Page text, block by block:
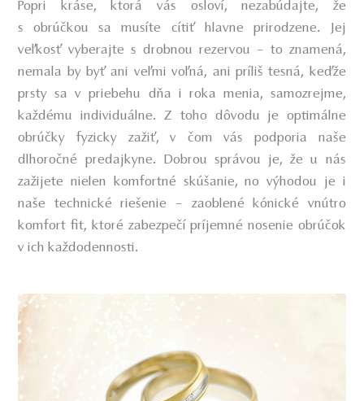
Popri kráse, ktorá vás osloví, nezabúdajte, že
s obrúčkou sa musíte cítiť hlavne prirodzene. Jej
veľkosť vyberajte s drobnou rezervou – to znamená,
nemala by byť ani veľmi voľná, ani príliš tesná, keďže
prsty sa v priebehu dňa i roka menia, samozrejme,
každému individuálne. Z toho dôvodu je optimálne
obrúčky fyzicky zažiť, v čom vás podporia naše
dlhoročné predajkyne. Dobrou správou je, že u nás
zažijete nielen komfortné skúšanie, no výhodou je i
naše technické riešenie – zaoblené kónické vnútro
komfort fit, ktoré zabezpečí príjemné nosenie obrúčok
v ich každodennosti.